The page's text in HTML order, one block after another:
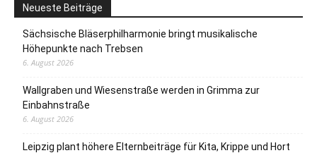
Neueste Beiträge
Sächsische Bläserphilharmonie bringt musikalische
Höhepunkte nach Trebsen
6. August 2026
Wallgraben und Wiesenstraße werden in Grimma zur
Einbahnstraße
6. August 2026
Leipzig plant höhere Elternbeiträge für Kita, Krippe und Hort